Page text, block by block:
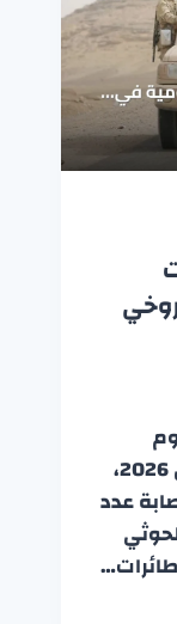
الجمعة الموافق 7 أغسطس 2026،
وإصابة عدد